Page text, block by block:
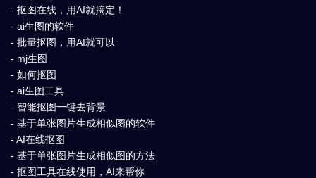
- 抠图在线，用AI就搞定！
- ai生图的软件
- 批量抠图，用AI就可以
- mj生图
- 如何抠图
- ai生图工具
- 智能抠图一键去背景
- 基于单张图片生成相似图的软件
- AI在线抠图
- 基于单张图片生成相似图的方法
- 抠图工具在线使用，AI来帮你